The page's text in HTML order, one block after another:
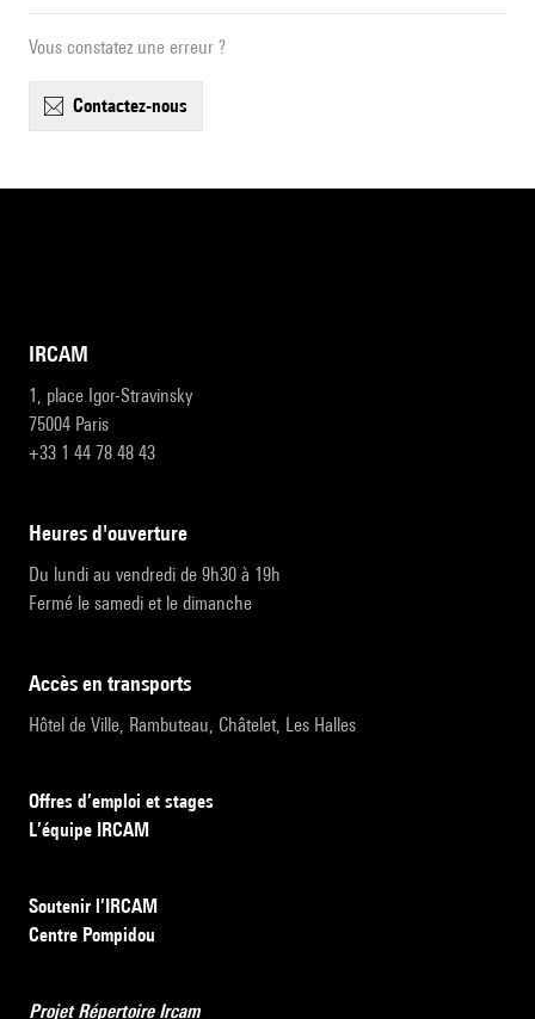
Vous constatez une erreur ?
contactez-nous
IRCAM
1, place Igor-Stravinsky
75004 Paris
+33 1 44 78 48 43
heures d'ouverture
Du lundi au vendredi de 9h30 à 19h
Fermé le samedi et le dimanche
accès en transports
Hôtel de Ville, Rambuteau, Châtelet, Les Halles
Offres d’emploi et stages
L’équipe IRCAM
Soutenir l’IRCAM
Centre Pompidou
Projet Répertoire Ircam